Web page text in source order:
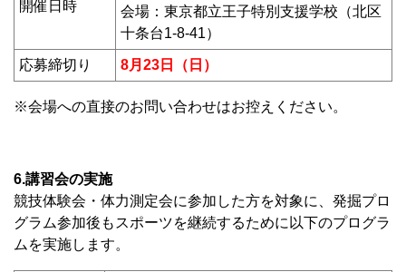
開催日時
会場：東京都立王子特別支援学校（北区
十条台1-8-41）
応募締切り 8月23日（日）
※会場への直接のお問い合わせはお控えください。
6.講習会の実施
競技体験会・体力測定会に参加した方を対象に、発掘プロ
グラム参加後もスポーツを継続するために以下のプログラ
ムを実施します。